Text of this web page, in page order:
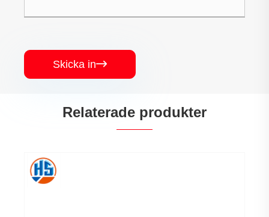
Skicka in
Relaterade produkter